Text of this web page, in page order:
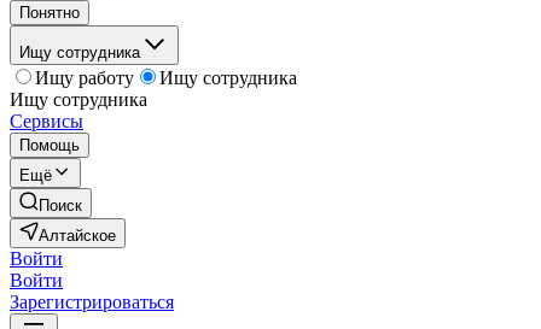
Понятно
Ищу сотрудника
Ищу работу
Ищу сотрудника
Ищу сотрудника
Сервисы
Помощь
Ещё
Поиск
Алтайское
Войти
Войти
Зарегистрироваться